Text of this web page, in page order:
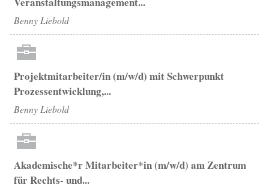
Benny Liebold
Projektmitarbeiter/in (m/w/d) mit Schwerpunkt
Prozessentwicklung,...
Benny Liebold
Akademische*r Mitarbeiter*in (m/w/d) am Zentrum
für Rechts- und...